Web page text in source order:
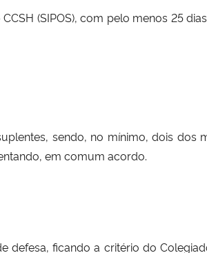
(SIPOS), com pelo menos 25
sendo, no mínimo, dois dos
em comum acordo.
defesa, ficando a critério do